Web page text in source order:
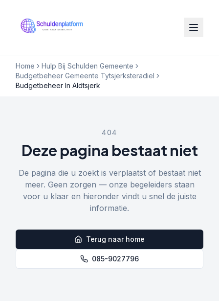
Home
Hulp Bij Schulden Gemeente
Budgetbeheer Gemeente Tytsjerksteradiel
Budgetbeheer In Aldtsjerk
404
Deze pagina bestaat niet
De pagina die u zoekt is verplaatst of bestaat niet
meer. Geen zorgen — onze begeleiders staan
voor u klaar en hieronder vindt u snel de juiste
informatie.
Terug naar home
085-9027796